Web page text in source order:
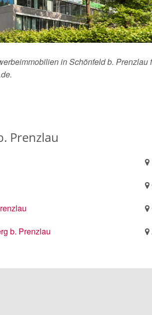
in Schönfeld b.
Prenzlau
b. Prenzlau